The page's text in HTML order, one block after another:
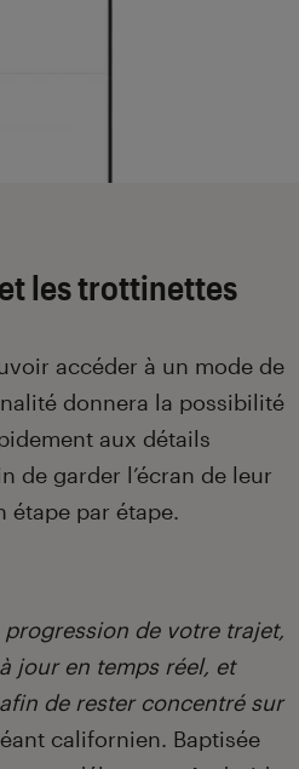
les trottinettes
accéder à un mode de
donnera la possibilité
aux détails
de garder l’écran de leur
étape par étape.
progression de votre trajet,
jour en temps réel, et
de rester concentré sur
californien. Baptisée